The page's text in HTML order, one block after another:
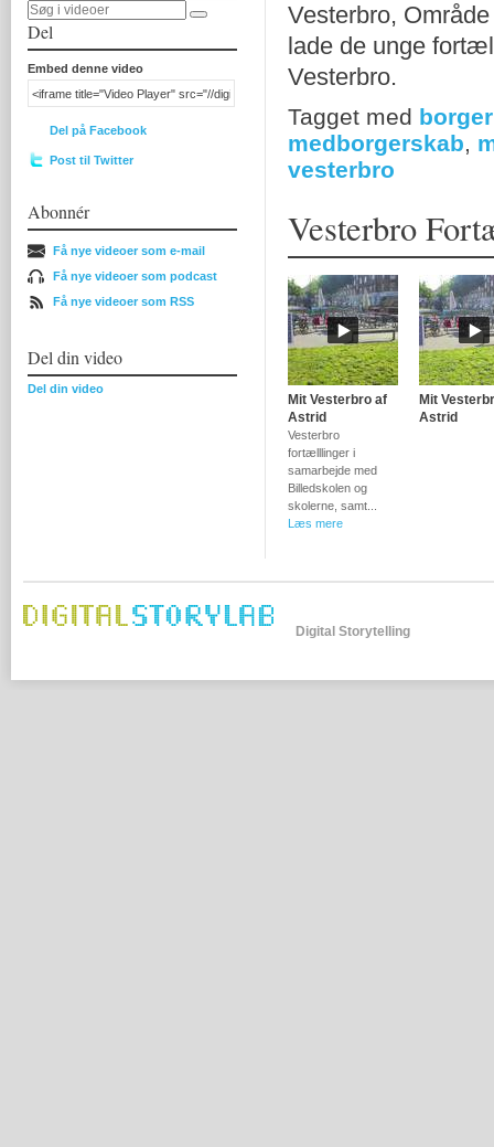
Del
Embed denne video
Del på Facebook
Post til Twitter
Abonnér
Få nye videoer som e-mail
Få nye videoer som podcast
Få nye videoer som RSS
Del din video
Del din video
Vesterbro,
lade de unge
Vesterbro.
Tagget med
medborgerskab,
vesterbro
Vesterbro
Mit Vesterbro af
Astrid
Vesterbro
fortælllinger i
samarbejde med
Billedskolen og
skolerne, samt...
Læs mere
Mit
Astrid
Digital Storytelling